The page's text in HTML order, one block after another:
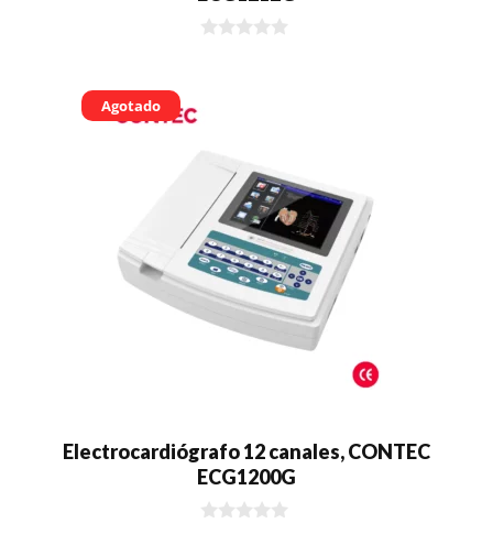
Agotado
Electrocardiógrafo 12 canales, CONTEC
ECG1200G